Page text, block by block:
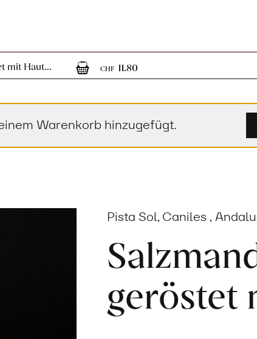
mit Haut...
CHF 11.801 Artikel im
Warenkorb hinzugefügt.
Pista Sol, Caniles ,
geröstet